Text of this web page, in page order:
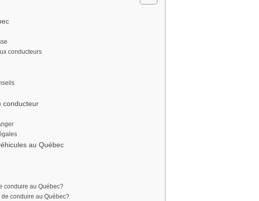
conducteurs
conducteur
au Québec
conduire au Québec?
conduire au Québec?